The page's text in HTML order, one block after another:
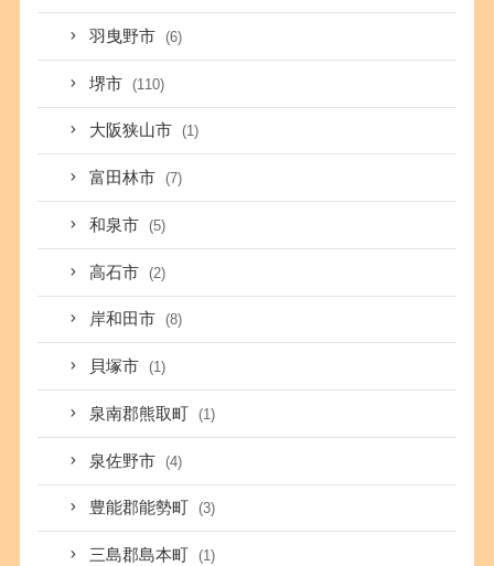
羽曳野市 (6)
堺市 (110)
大阪狭山市 (1)
富田林市 (7)
和泉市 (5)
高石市 (2)
岸和田市 (8)
貝塚市 (1)
泉南郡熊取町 (1)
泉佐野市 (4)
豊能郡能勢町 (3)
三島郡島本町 (1)